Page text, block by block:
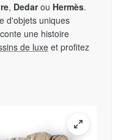
, Dedarou Hermès.
d'objets uniques
une histoire
de luxe et profitez